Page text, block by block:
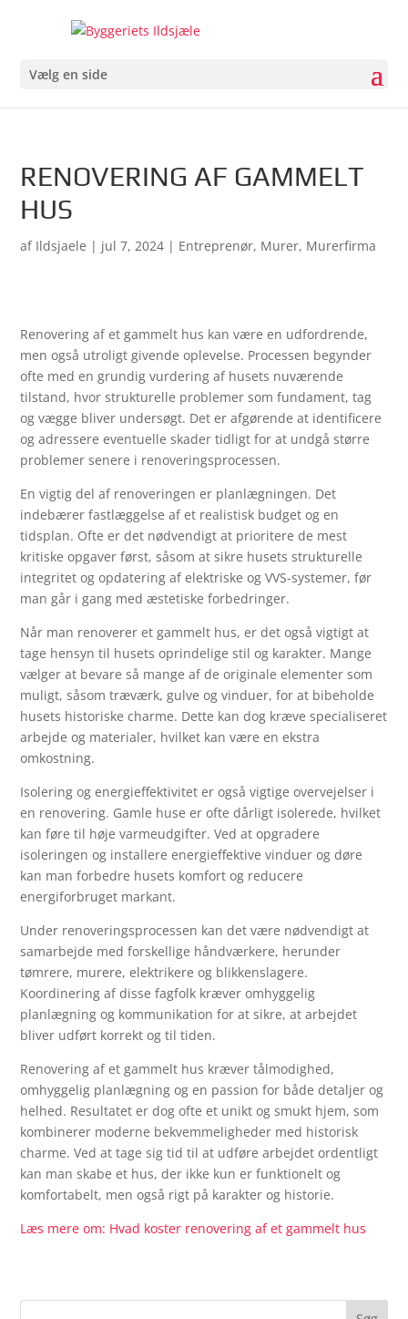
Vælg en side
RENOVERING AF GAMMELT
HUS
af Ildsjaele | jul 7, 2024 | Entreprenør, Murer, Murerfirma
Renovering af et gammelt hus kan være en udfordrende,
men også utroligt givende oplevelse. Processen begynder
ofte med en grundig vurdering af husets nuværende
tilstand, hvor strukturelle problemer som fundament, tag
og vægge bliver undersøgt. Det er afgørende at identificere
og adressere eventuelle skader tidligt for at undgå større
problemer senere i renoveringsprocessen.
En vigtig del af renoveringen er planlægningen. Det
indebærer fastlæggelse af et realistisk budget og en
tidsplan. Ofte er det nødvendigt at prioritere de mest
kritiske opgaver først, såsom at sikre husets strukturelle
integritet og opdatering af elektriske og VVS-systemer, før
man går i gang med æstetiske forbedringer.
Når man renoverer et gammelt hus, er det også vigtigt at
tage hensyn til husets oprindelige stil og karakter. Mange
vælger at bevare så mange af de originale elementer som
muligt, såsom træværk, gulve og vinduer, for at bibeholde
husets historiske charme. Dette kan dog kræve specialiseret
arbejde og materialer, hvilket kan være en ekstra
omkostning.
Isolering og energieffektivitet er også vigtige overvejelser i
en renovering. Gamle huse er ofte dårligt isolerede, hvilket
kan føre til høje varmeudgifter. Ved at opgradere
isoleringen og installere energieffektive vinduer og døre
kan man forbedre husets komfort og reducere
energiforbruget markant.
Under renoveringsprocessen kan det være nødvendigt at
samarbejde med forskellige håndværkere, herunder
tømrere, murere, elektrikere og blikkenslagere.
Koordinering af disse fagfolk kræver omhyggelig
planlægning og kommunikation for at sikre, at arbejdet
bliver udført korrekt og til tiden.
Renovering af et gammelt hus kræver tålmodighed,
omhyggelig planlægning og en passion for både detaljer og
helhed. Resultatet er dog ofte et unikt og smukt hjem, som
kombinerer moderne bekvemmeligheder med historisk
charme. Ved at tage sig tid til at udføre arbejdet ordentligt
kan man skabe et hus, der ikke kun er funktionelt og
komfortabelt, men også rigt på karakter og historie.
Læs mere om: Hvad koster renovering af et gammelt hus